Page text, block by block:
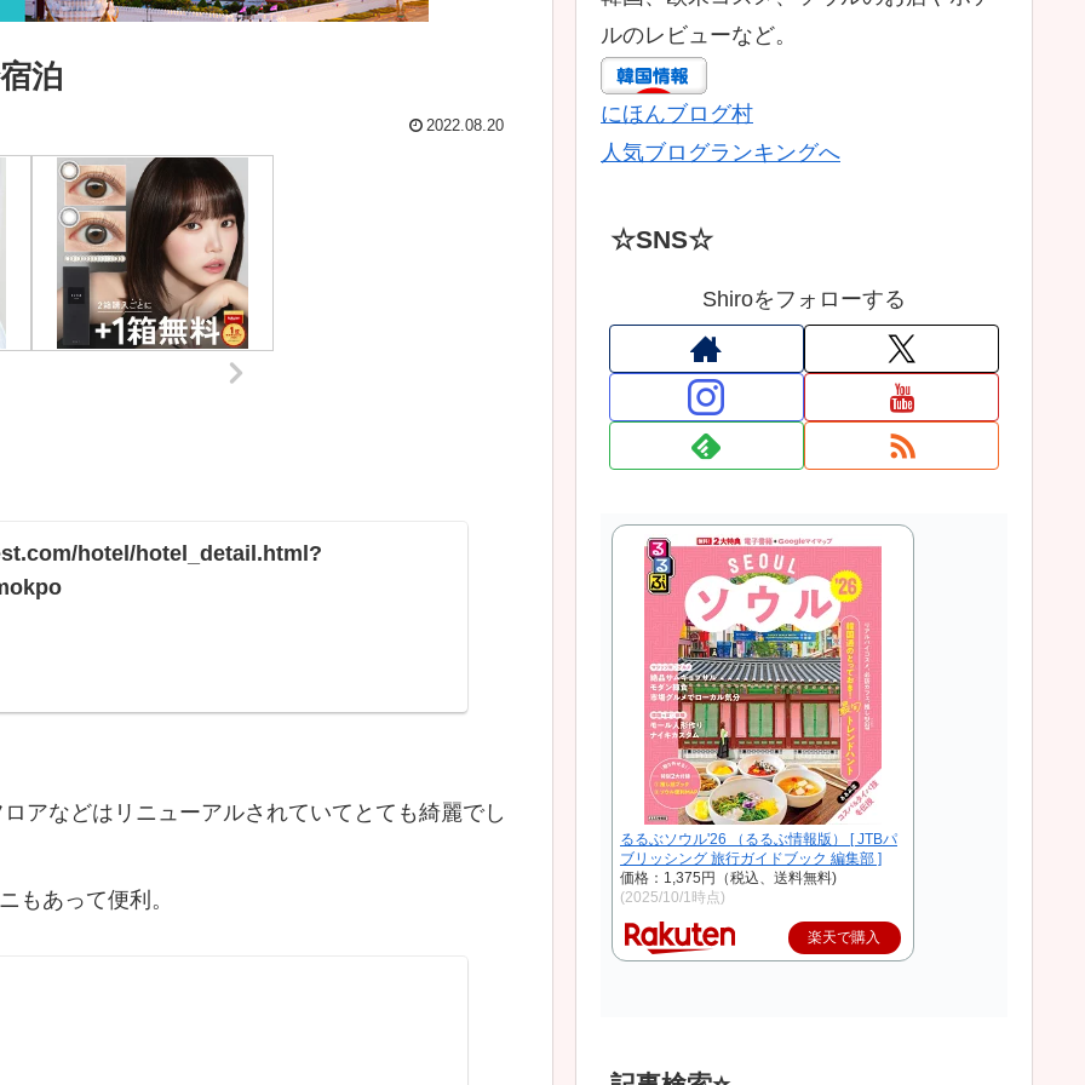
泊
2022.08.20
hotel/hotel_detail.html?
アなどはリニューアルされていてとても綺麗でし
もあって便利。
ルのレビューなど。
にほんブログ村
人気ブログランキングへ
☆SNS☆
Shiroをフォローする
るるぶソウル'26 （るるぶ情報版） [ JTBパ
ブリッシング 旅行ガイドブック 編集部 ]
価格：1,375円（税込、送料無料)
(2025/10/1時点)
楽天で購入